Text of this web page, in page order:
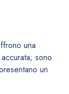
una
sono
un